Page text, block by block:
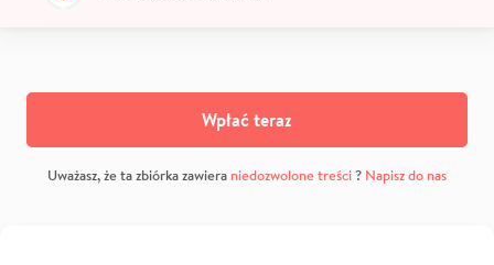
Wpłać teraz
Uważasz, że ta zbiórka zawiera niedozwolone treści? Napisz do nas